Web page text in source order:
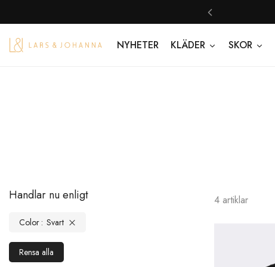
NYHETER KLÄDER SKOR
4artiklar
Handlar nu enligt
Color Svart
Rensa alla